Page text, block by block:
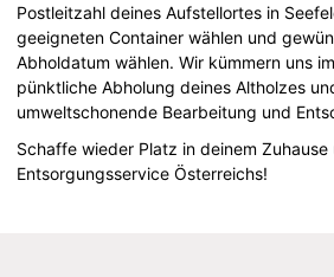
Postleitzahl deines Aufstellortes in
geeigneten Container wählen und
Abholdatum wählen. Wir kümmern uns
pünktliche Abholung deines Altholzes
umweltschonende Bearbeitung und
Schaffe wieder Platz in deinem
Entsorgungsservice Österreichs!